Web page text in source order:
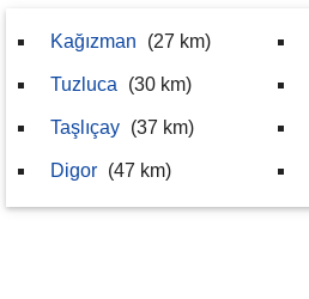
Kağızman (27 km)
Tuzluca (30 km)
Taşlıçay (37 km)
Digor (47 km)